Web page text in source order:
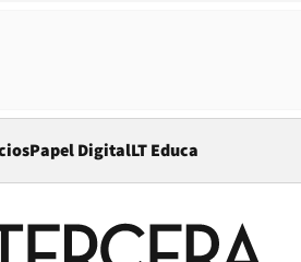
Papel DigitalOpens in new window
LT Educa